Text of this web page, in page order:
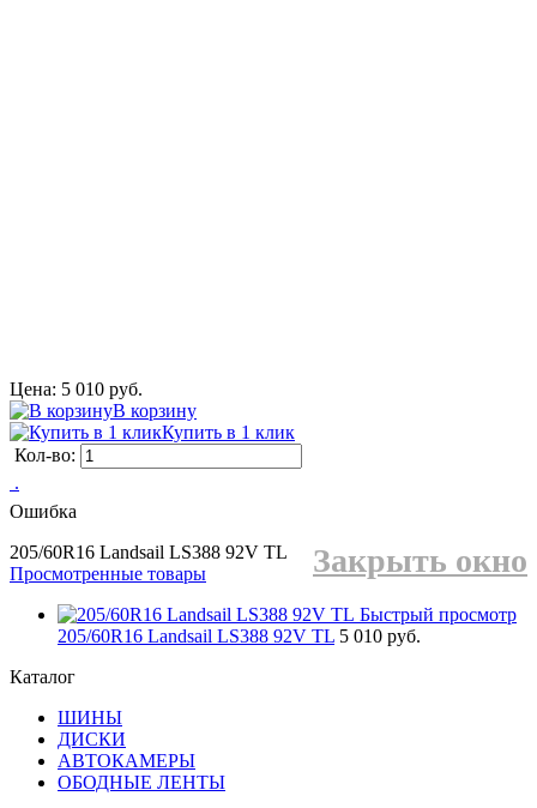
Цена: 5 010 руб.
В корзину
Купить в 1 клик
Кол-во:
 .
Ошибка
Закрыть окно
205/60R16 Landsail LS388 92V TL
Просмотренные товары
Быстрый просмотр
205/60R16 Landsail LS388 92V TL 5 010 руб.
Каталог
ШИНЫ
ДИСКИ
АВТОКАМЕРЫ
ОБОДНЫЕ ЛЕНТЫ